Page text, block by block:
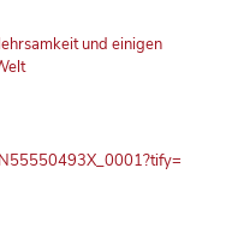
und einigen